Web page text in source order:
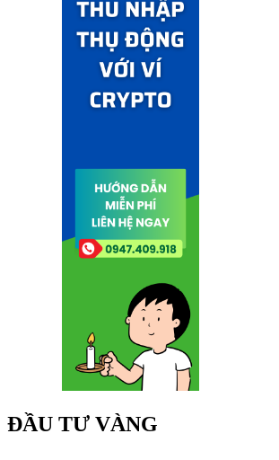
ĐẦU TƯ VÀNG